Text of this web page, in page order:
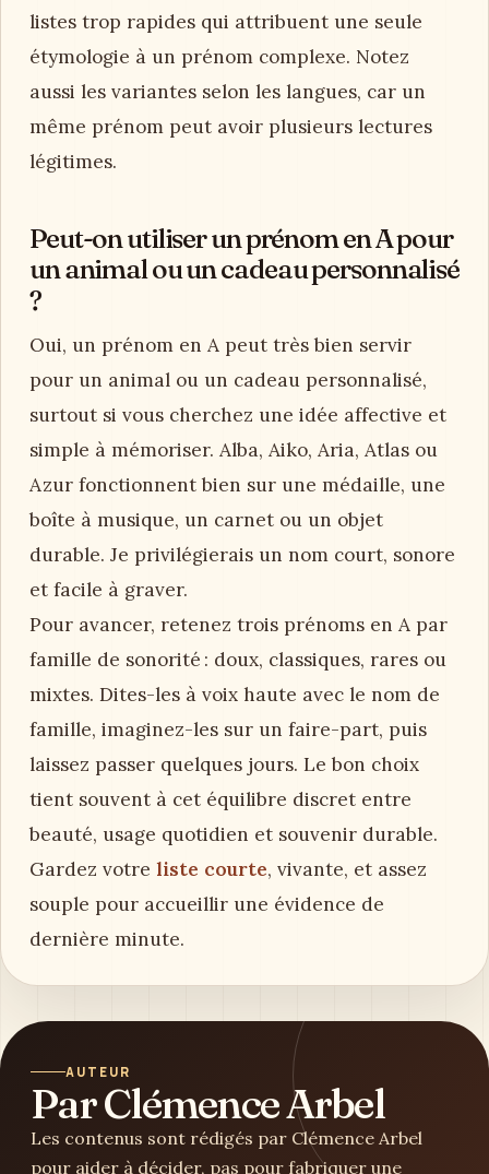
listes trop rapides qui attribuent une seule
étymologie à un prénom complexe. Notez
aussi les variantes selon les langues, car un
même prénom peut avoir plusieurs lectures
légitimes.
Peut-on utiliser un prénom en A pour
un animal ou un cadeau personnalisé
?
Oui, un prénom en A peut très bien servir
pour un animal ou un cadeau personnalisé,
surtout si vous cherchez une idée affective et
simple à mémoriser. Alba, Aiko, Aria, Atlas ou
Azur fonctionnent bien sur une médaille, une
boîte à musique, un carnet ou un objet
durable. Je privilégierais un nom court, sonore
et facile à graver.
Pour avancer, retenez trois prénoms en A par
famille de sonorité : doux, classiques, rares ou
mixtes. Dites-les à voix haute avec le nom de
famille, imaginez-les sur un faire-part, puis
laissez passer quelques jours. Le bon choix
tient souvent à cet équilibre discret entre
beauté, usage quotidien et souvenir durable.
Gardez votre liste courte, vivante, et assez
souple pour accueillir une évidence de
dernière minute.
AUTEUR
Par Clémence Arbel
Les contenus sont rédigés par Clémence Arbel
pour aider à décider, pas pour fabriquer une